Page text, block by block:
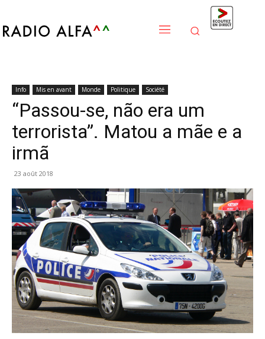
Info Mis en avant Monde Politique Société
“Passou-se, não era um
terrorista”. Matou a mãe e a
irmã
23 août 2018